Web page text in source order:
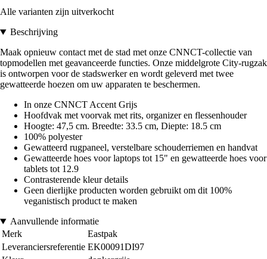
Alle varianten zijn uitverkocht
Beschrijving
Maak opnieuw contact met de stad met onze CNNCT-collectie van
topmodellen met geavanceerde functies. Onze middelgrote City-rugzak
is ontworpen voor de stadswerker en wordt geleverd met twee
gewatteerde hoezen om uw apparaten te beschermen.
In onze CNNCT Accent Grijs
Hoofdvak met voorvak met rits, organizer en flessenhouder
Hoogte: 47,5 cm. Breedte: 33.5 cm, Diepte: 18.5 cm
100% polyester
Gewatteerd rugpaneel, verstelbare schouderriemen en handvat
Gewatteerde hoes voor laptops tot 15" en gewatteerde hoes voor
tablets tot 12.9
Contrasterende kleur details
Geen dierlijke producten worden gebruikt om dit 100%
veganistisch product te maken
Aanvullende informatie
Merk
Eastpak
Leveranciersreferentie EK00091DI97